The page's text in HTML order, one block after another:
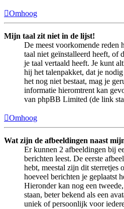
Omhoog
Mijn taal zit niet in de lijst!
De meest voorkomende reden
taal niet geïnstalleerd heeft, of
je taal vertaald heeft. Je kunt
hij het talenpakket, dat je
het nog niet bestaat, mag je
informatie hieromtrent kan
van phpBB Limited (de link
Omhoog
Wat zijn de afbeeldingen naast
Er kunnen 2 afbeeldingen bij
berichten leest. De eerste
hebt, meestal zijn dit sterretjes
hoeveel berichten je geplaatst
Hieronder kan nog een
staan, beter bekend als een
uniek of persoonlijk voor